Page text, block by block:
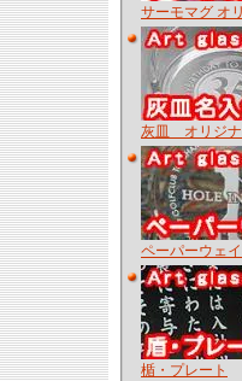
サーモマグ オ
灰皿 オリジナ
ペーパーウェ
楯・プレート